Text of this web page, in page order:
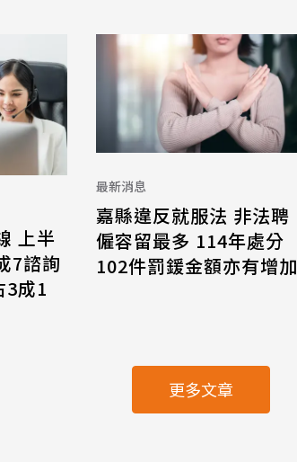
上半
7諮詢
3成1
最新消息
嘉縣違反就服法 非法聘
僱容留最多 114年處分
102件罰鍰金額亦有增加
更多文章